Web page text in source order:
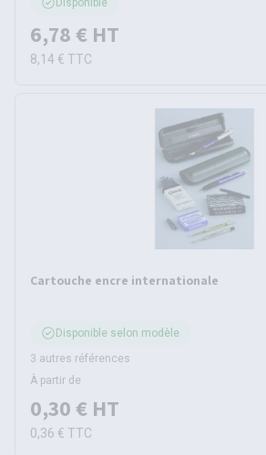
Disponible
6,78 € HT
8,14 € TTC
Cartouche encre internationale
Disponible selon modèle
3 autres références
À partir de
0,30 € HT
0,36 € TTC